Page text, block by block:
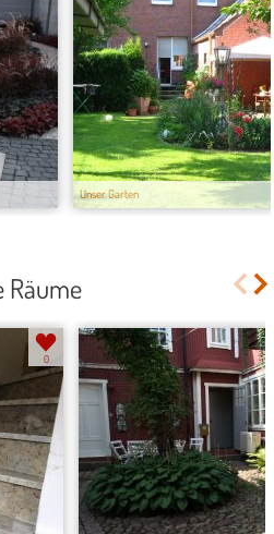
Unser Garten
Räume
0